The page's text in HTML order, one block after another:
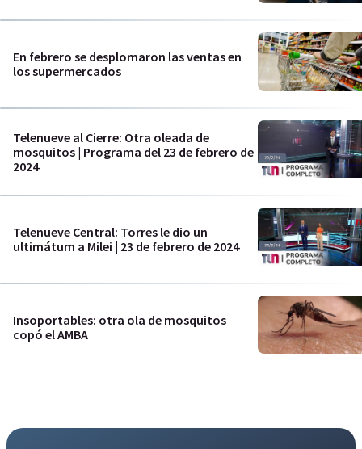
En febrero se desplomaron las ventas en
los supermercados
Telenueve al Cierre: Otra oleada de
mosquitos | Programa del 23 de febrero de
2024
Telenueve Central: Torres le dio un
ultimátum a Milei | 23 de febrero de 2024
Insoportables: otra ola de mosquitos
copó el AMBA